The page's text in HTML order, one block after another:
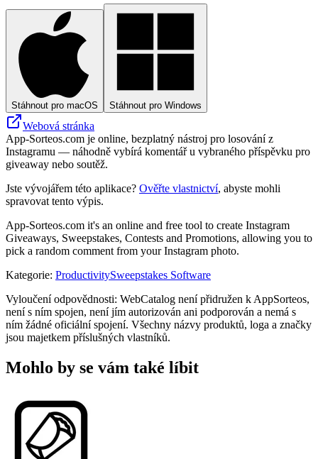
Stáhnout pro macOS Stáhnout pro Windows
Webová stránka
App-Sorteos.com je online, bezplatný nástroj pro losování z
Instagramu — náhodně vybírá komentář u vybraného příspěvku pro
giveaway nebo soutěž.
Jste vývojářem této aplikace? Ověřte vlastnictví, abyste mohli
spravovat tento výpis.
App-Sorteos.com it's an online and free tool to create Instagram
Giveaways, Sweepstakes, Contests and Promotions, allowing you to
pick a random comment from your Instagram photo.
Kategorie: ProductivitySweepstakes Software
Vyloučení odpovědnosti: WebCatalog není přidružen k AppSorteos,
není s ním spojen, není jím autorizován ani podporován a nemá s
ním žádné oficiální spojení. Všechny názvy produktů, loga a značky
jsou majetkem příslušných vlastníků.
Mohlo by se vám také líbit